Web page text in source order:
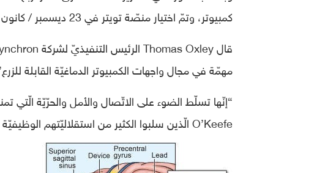
كمبيوتر، وتمّ اختيار منصّة تويتر في 23 ديسمبر / كانون الأوّل 2021 للترويج للتكنولوجيا الجديدة.
مهمّة في مجال واجهات الكمبيوتر الدماغيّة القابلة
O’Keefe الّذين سلبوا الكثير من استقلاليّتهم الوظيفيّة بسبب الشلل.”